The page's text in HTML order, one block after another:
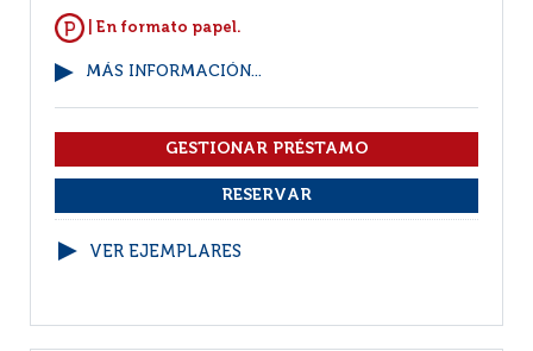
| En formato papel.
MÁS INFORMACIÓN...
VER EJEMPLARES